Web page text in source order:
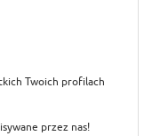
Twoich profilach
przez nas!